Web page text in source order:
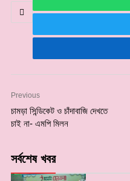
Previous
চামড়া সিন্ডিকেট ও চাঁদাবাজি দেখতে
চাই না- এমপি মিলন
সর্বশেষ খবর